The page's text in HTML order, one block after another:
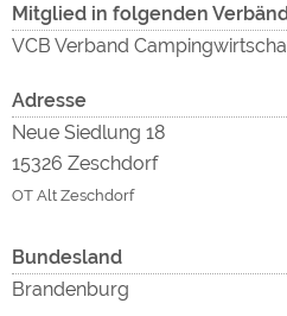
Mitglied in folgenden
VCB Verband
Adresse
Neue Siedlung 18
15326 Zeschdorf
OT Alt Zeschdorf
Bundesland
Brandenburg
Google Analytics
Marketing
Google Remarketing